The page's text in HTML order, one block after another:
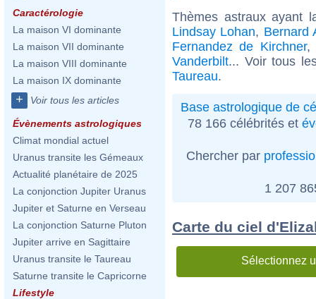
Caractérologie
La maison VI dominante
La maison VII dominante
La maison VIII dominante
La maison IX dominante
+ Voir tous les articles
Évènements astrologiques
Climat mondial actuel
Uranus transite les Gémeaux
Actualité planétaire de 2025
La conjonction Jupiter Uranus
Jupiter et Saturne en Verseau
La conjonction Saturne Pluton
Jupiter arrive en Sagittaire
Uranus transite le Taureau
Saturne transite le Capricorne
Lifestyle
Thèmes astraux ayant
Lindsay Lohan, Bernard
Fernandez de Kirchner,
Vanderbilt... Voir tous
Taureau.
Base astrologique de
78 166 célébrités et
Chercher par
1 207
Carte du ciel
Sélectionnez